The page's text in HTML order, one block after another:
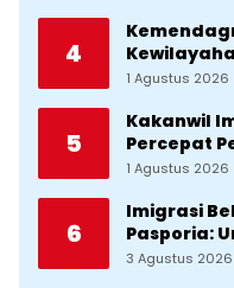
4
1 Agustus 2026
5
Kakanwil
Percepat
Imigrasi
1 Agustus 2026
6
Imigrasi
Pasporia:
3 Agustus 2026